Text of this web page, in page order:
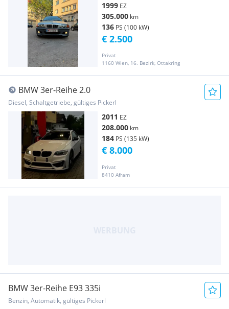
1999 EZ
305.000 km
136 PS (100 kW)
Privat
1160 Wien, 16. Bezirk, Ottakring
€ 2.500
BMW 3er-Reihe 2.0
Diesel, Schaltgetriebe, gültiges Pickerl
2011 EZ
208.000 km
184 PS (135 kW)
Privat
8410 Afram
€ 8.000
BMW 3er-Reihe E93 335i
Benzin, Automatik, gültiges Pickerl